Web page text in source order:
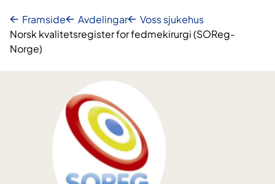
Framside Avdelingar
Voss sjukehus
Norsk kvalitetsregister for fedmekirurgi (SOReg-
Norge)